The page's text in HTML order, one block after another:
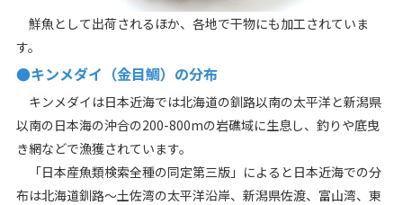
鮮魚として出荷されるほか、各地で干物にも加工されていま
す。
●キンメダイ（金目鯛）の分布
キンメダイは日本近海では北海道の釧路以南の太平洋と新潟県
以南の日本海の沖合の200-800mの岩礁域に生息し、釣りや底曳
き網などで漁獲されています。
「日本産魚類検索全種の同定第三版」によると日本近海での分
布は北海道釧路〜土佐湾の太平洋沿岸、新潟県佐渡、富山湾、東